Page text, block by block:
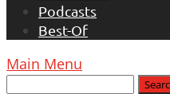
Podcasts
Best-Of
Main Menu